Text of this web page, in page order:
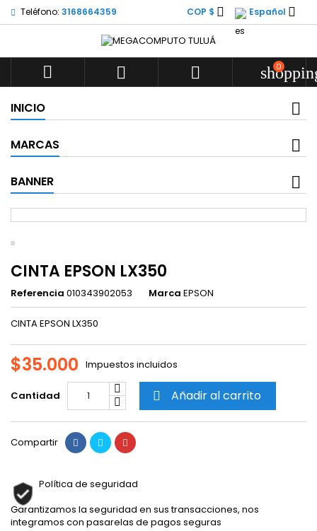
Teléfono: 3168664359 Español 
COP $ 
   0
INICIO
MARCAS
BANNER
CINTA EPSON LX350
Referencia 010343902053 Marca EPSON
CINTA EPSON LX350
$35.000 Impuestos incluidos
Cantidad  Añadir al carrito
Compartir
Política de seguridad
Garantizamos la seguridad en sus transacciones, nos
integramos con pasarelas de pagos seguras